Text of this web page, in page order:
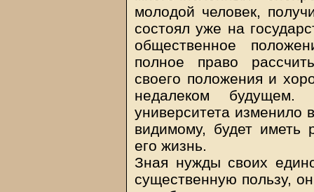
молодой человек,
состоял уже на
общественное
полное право
своего положения и
недалеком
университета изменило
видимому, будет
его жизнь.
Зная нужды своих
существенную пользу,